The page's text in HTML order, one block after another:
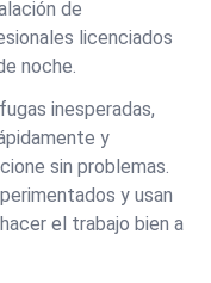
de
licenciados
noche.
inesperadas,
y
sin problemas.
y usan
el trabajo bien a